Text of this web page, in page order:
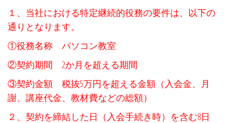
１、当社における特定継続的役務の要件は、以下の
通りとなります。
①役務名称 パソコン教室
②契約期間 2か月を超える期間
③契約金額 税抜5万円を超える金額（入会金、月
謝、講座代金、教材費などの総額）
２、契約を締結した日（入会手続き時）を含む8日